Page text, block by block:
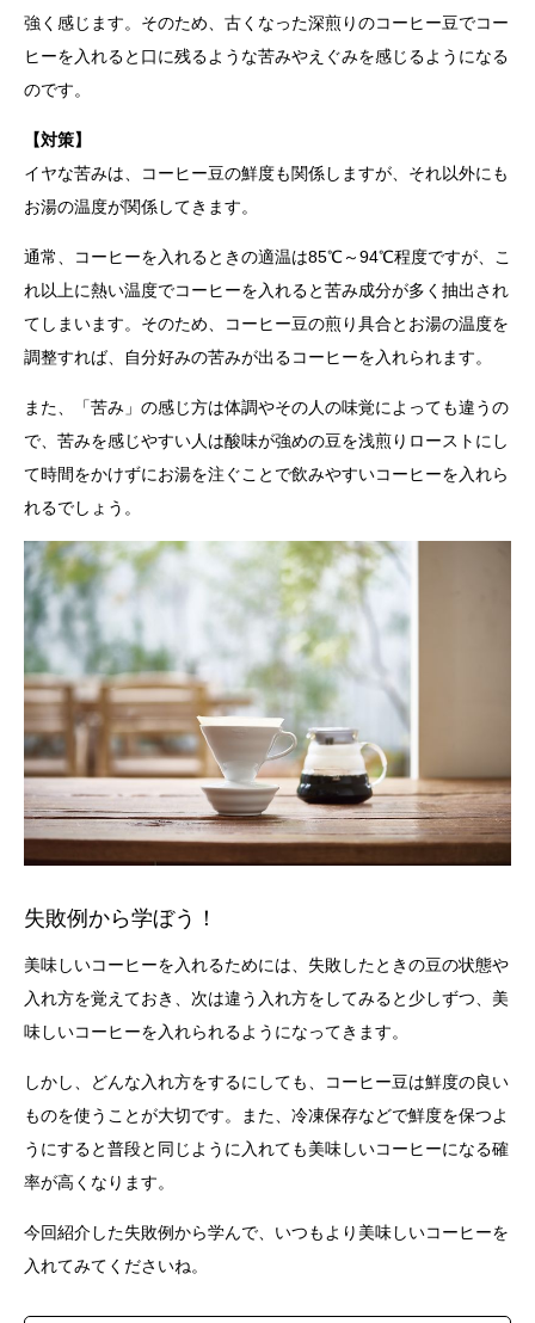
強く感じます。そのため、古くなった深煎りのコーヒー豆でコー
ヒーを入れると口に残るような苦みやえぐみを感じるようになる
のです。
【対策】
イヤな苦みは、コーヒー豆の鮮度も関係しますが、それ以外にも
お湯の温度が関係してきます。
通常、コーヒーを入れるときの適温は85℃～94℃程度ですが、こ
れ以上に熱い温度でコーヒーを入れると苦み成分が多く抽出され
てしまいます。そのため、コーヒー豆の煎り具合とお湯の温度を
調整すれば、自分好みの苦みが出るコーヒーを入れられます。
また、「苦み」の感じ方は体調やその人の味覚によっても違うの
で、苦みを感じやすい人は酸味が強めの豆を浅煎りローストにし
て時間をかけずにお湯を注ぐことで飲みやすいコーヒーを入れら
れるでしょう。
失敗例から学ぼう！
美味しいコーヒーを入れるためには、失敗したときの豆の状態や
入れ方を覚えておき、次は違う入れ方をしてみると少しずつ、美
味しいコーヒーを入れられるようになってきます。
しかし、どんな入れ方をするにしても、コーヒー豆は鮮度の良い
ものを使うことが大切です。また、冷凍保存などで鮮度を保つよ
うにすると普段と同じように入れても美味しいコーヒーになる確
率が高くなります。
今回紹介した失敗例から学んで、いつもより美味しいコーヒーを
入れてみてくださいね。